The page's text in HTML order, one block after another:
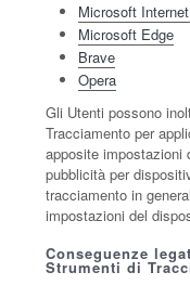
Microsoft
Microsoft Edge
Brave
Opera
Gli Utenti possono
Tracciamento per
apposite impostazioni
pubblicità per
tracciamento in
impostazioni del
Conseguenze
Strumenti di